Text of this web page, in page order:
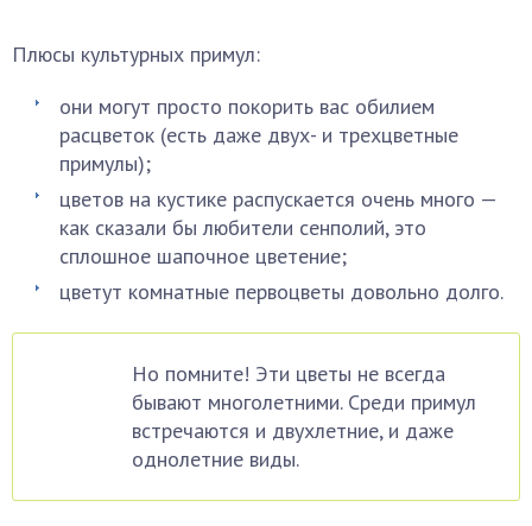
Плюсы культурных примул:
они могут просто покорить вас обилием
расцветок (есть даже двух- и трехцветные
примулы);
цветов на кустике распускается очень много —
как сказали бы любители сенполий, это
сплошное шапочное цветение;
цветут комнатные первоцветы довольно долго.
Но помните! Эти цветы не всегда
бывают многолетними. Среди примул
встречаются и двухлетние, и даже
однолетние виды.